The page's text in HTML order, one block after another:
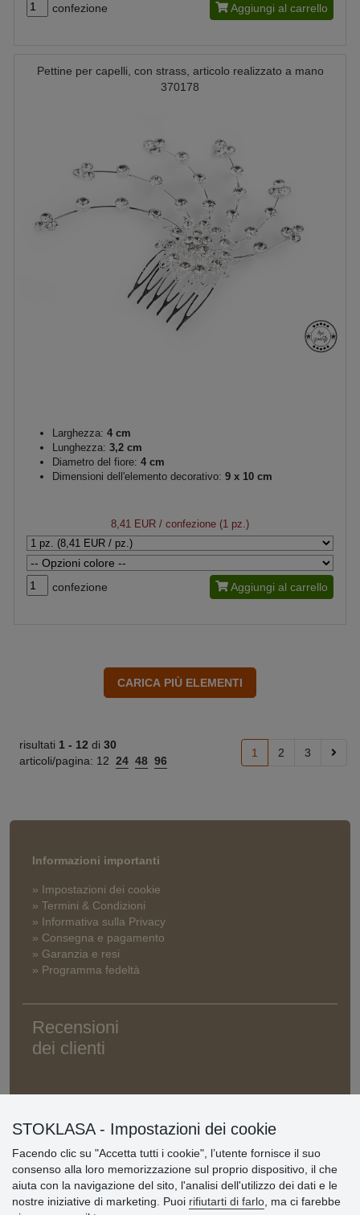
confezione Aggiungi al carrello
Pettine per capelli, con strass, articolo realizzato a mano
370178
Larghezza: 4 cm
Lunghezza: 3,2 cm
Diametro del fiore: 4 cm
Dimensioni dell'elemento decorativo: 9 x 10 cm
8,41 EUR / confezione (1 pz.)
confezione Aggiungi al carrello
risultati 1 - 12 di 30
articoli/pagina: 12 24 48 96
1 2 3
Informazioni importanti
» Impostazioni dei cookie
» Termini & Condizioni
» Informativa sulla Privacy
» Consegna e pagamento
» Garanzia e resi
» Programma fedeltà
Recensioni
dei clienti
STOKLASA - Impostazioni dei cookie
Facendo clic su "Accetta tutti i cookie", l’utente fornisce il suo
consenso alla loro memorizzazione sul proprio dispositivo, il che
aiuta con la navigazione del sito, l'analisi dell'utilizzo dei dati e le
nostre iniziative di marketing. Puoi rifiutarti di farlo , ma ci farebbe